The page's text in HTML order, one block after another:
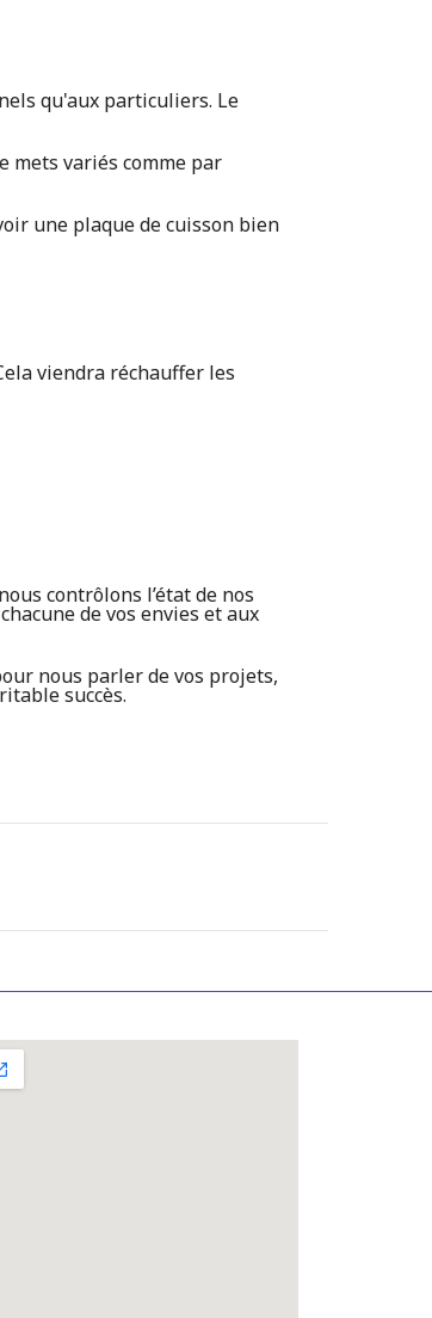
qu'aux particuliers. Le
mets variés comme par
une plaque de cuisson bien
viendra réchauffer les
contrôlons l’état de nos
de vos envies et aux
nous parler de vos projets,
succès.